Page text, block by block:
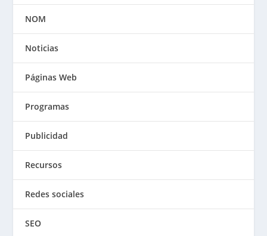
NOM
Noticias
Páginas Web
Programas
Publicidad
Recursos
Redes sociales
SEO